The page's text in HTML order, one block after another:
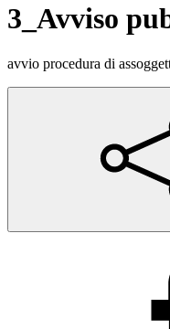
3_Avviso
avvio procedura di